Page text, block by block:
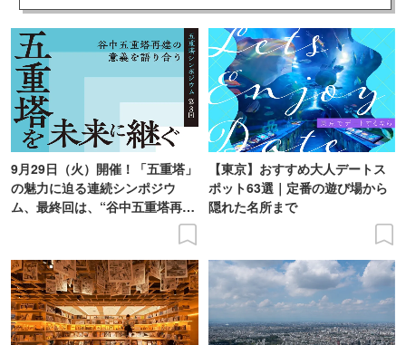
近年ではアメリカ横断ウルトラクイズの予選会場になるな
ど、勝負運・合格祈願の神社として有名です。勝利、合格
を勝ち取るということは、人生の出発でもあり自分の運勢
にも左右することになります。よりよい人生を歩んで行く
為に神様のお力をおかりし、日頃の成果を発揮できるよう
お祈り申し上げます。
[良縁祈願・縁結びに]
人は一生のなかで多くの人に巡り合い、そのなかには｢人生
のパートナーとの出会い」「良い仕事との出会い」
「一生に一度の出会い」とさまざまな出会いがあります。
そういった巡り合わせを”縁”と呼んでいます。
久伊豆神社の御祭神であります大国主命は縁結びの神様と
9月29日（火）開催！「五重塔」
の魅力に迫る連続シンポジウ
ム、最終回は、“谷中五重塔再建
【東京】おすすめ大人デートス
ポット63選｜定番の遊び場から
隠れた名所まで